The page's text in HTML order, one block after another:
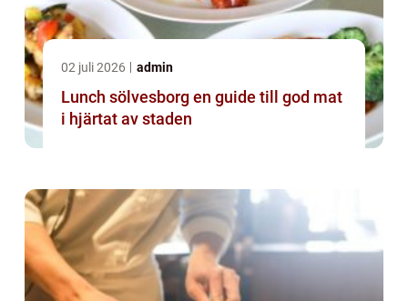
02 juli 2026 admin
Lunch sölvesborg en guide till god mat
i hjärtat av staden